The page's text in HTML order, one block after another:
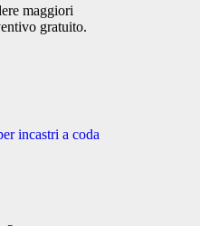
maggiori
gratuito.
incastri a coda